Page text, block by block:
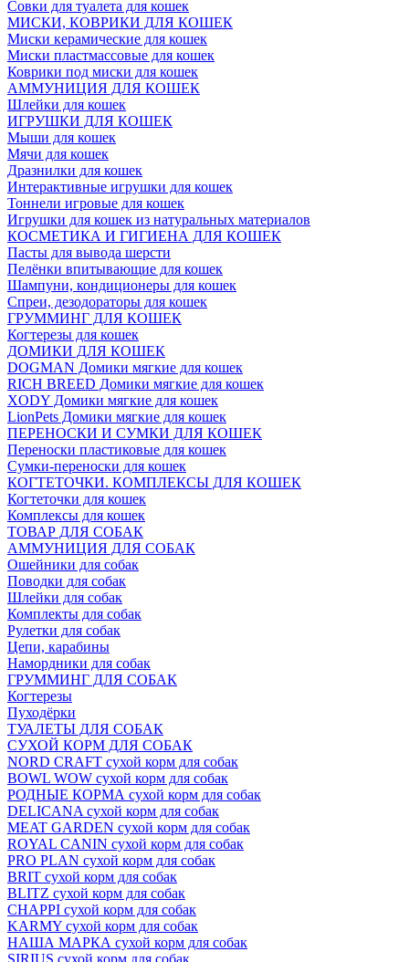
Совки для туалета для кошек
МИСКИ, КОВРИКИ ДЛЯ КОШЕК
Миски керамические для кошек
Миски пластмассовые для кошек
Коврики под миски для кошек
АММУНИЦИЯ ДЛЯ КОШЕК
Шлейки для кошек
ИГРУШКИ ДЛЯ КОШЕК
Мыши для кошек
Мячи для кошек
Дразнилки для кошек
Интерактивные игрушки для кошек
Тоннели игровые для кошек
Игрушки для кошек из натуральных материалов
КОСМЕТИКА И ГИГИЕНА ДЛЯ КОШЕК
Пасты для вывода шерсти
Пелёнки впитывающие для кошек
Шампуни, кондиционеры для кошек
Спреи, дезодораторы для кошек
ГРУММИНГ ДЛЯ КОШЕК
Когтерезы для кошек
ДОМИКИ ДЛЯ КОШЕК
DOGMAN Домики мягкие для кошек
RICH BREED Домики мягкие для кошек
XODY Домики мягкие для кошек
LionPets Домики мягкие для кошек
ПЕРЕНОСКИ И СУМКИ ДЛЯ КОШЕК
Переноски пластиковые для кошек
Сумки-переноски для кошек
КОГТЕТОЧКИ. КОМПЛЕКСЫ ДЛЯ КОШЕК
Когтеточки для кошек
Комплексы для кошек
ТОВАР ДЛЯ СОБАК
АММУНИЦИЯ ДЛЯ СОБАК
Ошейники для собак
Поводки для собак
Шлейки для собак
Комплекты для собак
Рулетки для собак
Цепи, карабины
Намордники для собак
ГРУММИНГ ДЛЯ СОБАК
Когтерезы
Пуходёрки
ТУАЛЕТЫ ДЛЯ СОБАК
СУХОЙ КОРМ ДЛЯ СОБАК
NORD CRAFT сухой корм для собак
BOWL WOW сухой корм для собак
РОДНЫЕ КОРМА сухой корм для собак
DELICANA сухой корм для собак
MEAT GARDEN сухой корм для собак
ROYAL CANIN сухой корм для собак
PRO PLAN сухой корм для собак
BRIT сухой корм для собак
BLITZ сухой корм для собак
CHAPPI сухой корм для собак
KARMY сухой корм для собак
НАША МАРКА сухой корм для собак
SIRIUS сухой корм для собак